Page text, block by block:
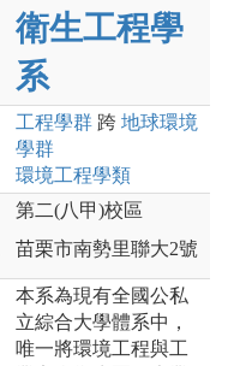
衛生工程學
系
工程學群 跨 地球環境
學群
環境工程學類
第二(八甲)校區
苗栗市南勢里聯大2號
本系為現有全國公私
立綜合大學體系中，
唯一將環境工程與工